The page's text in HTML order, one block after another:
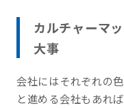
カルチャーマ
大事
会社にはそれぞれの
と進める会社もあれ